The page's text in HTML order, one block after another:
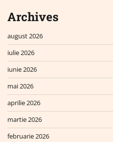
Archives
august 2026
iulie 2026
iunie 2026
mai 2026
aprilie 2026
martie 2026
februarie 2026